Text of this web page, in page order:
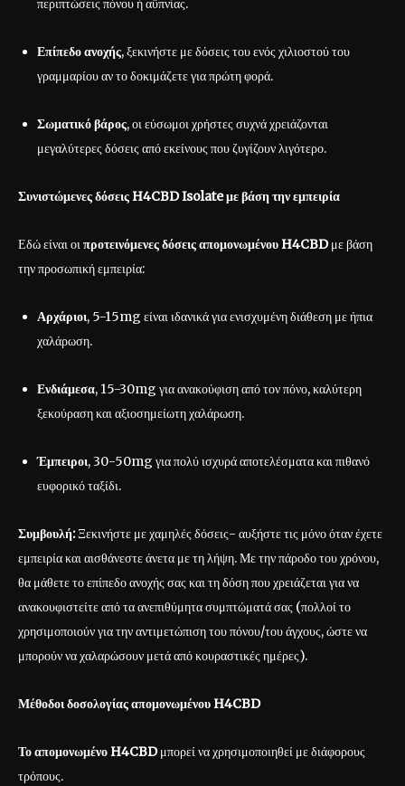
περιπτώσεις πόνου ή αϋπνίας.
Επίπεδο ανοχής, ξεκινήστε με δόσεις του ενός χιλιοστού του
γραμμαρίου αν το δοκιμάζετε για πρώτη φορά.
Σωματικό βάρος, οι εύσωμοι χρήστες συχνά χρειάζονται
μεγαλύτερες δόσεις από εκείνους που ζυγίζουν λιγότερο.
Συνιστώμενες δόσεις H4CBD Isolate με βάση την εμπειρία
Εδώ είναι οιπροτεινόμενες δόσεις απομονωμένου H4CBDμε βάση
την προσωπική εμπειρία:
Αρχάριοι, 5-15mg είναι ιδανικά για ενισχυμένη διάθεση με ήπια
χαλάρωση.
Ενδιάμεσα, 15-30mg για ανακούφιση από τον πόνο, καλύτερη
ξεκούραση και αξιοσημείωτη χαλάρωση.
Έμπειροι, 30-50mg για πολύ ισχυρά αποτελέσματα και πιθανό
ευφορικό ταξίδι.
Συμβουλή:Ξεκινήστε με χαμηλές δόσεις- αυξήστε τις μόνο όταν έχετε
εμπειρία και αισθάνεστε άνετα με τη λήψη. Με την πάροδο του χρόνου,
θα μάθετε το επίπεδο ανοχής σας και τη δόση που χρειάζεται για να
ανακουφιστείτε από τα ανεπιθύμητα συμπτώματά σας (πολλοί το
χρησιμοποιούν για την αντιμετώπιση του πόνου/του άγχους, ώστε να
μπορούν να χαλαρώσουν μετά από κουραστικές ημέρες).
Μέθοδοι δοσολογίας απομονωμένου H4CBD
Το απομονωμένο H4CBDμπορεί να χρησιμοποιηθεί με διάφορους
τρόπους.